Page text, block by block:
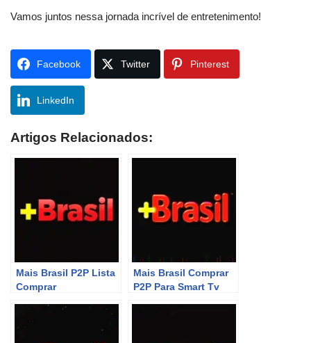
Vamos juntos nessa jornada incrível de entretenimento!
Facebook Twitter Pinterest
LinkedIn
Artigos Relacionados:
Mais Brasil P2P Lista
Comprar
Mais Brasil Comprar
P2P Para Smart Tv